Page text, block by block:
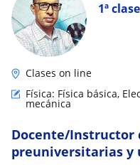
1ª
Clases on line
Física: Física básica,
mecánica
Docente/Instructor
preuniversitarias y